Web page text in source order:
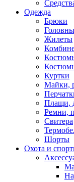
Одежда
Брюки
Жилеты
Куртки
Майки,
Плащи,
Ремни,
Свитера
Шорты
Охота и